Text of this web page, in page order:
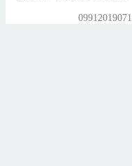
09912019071